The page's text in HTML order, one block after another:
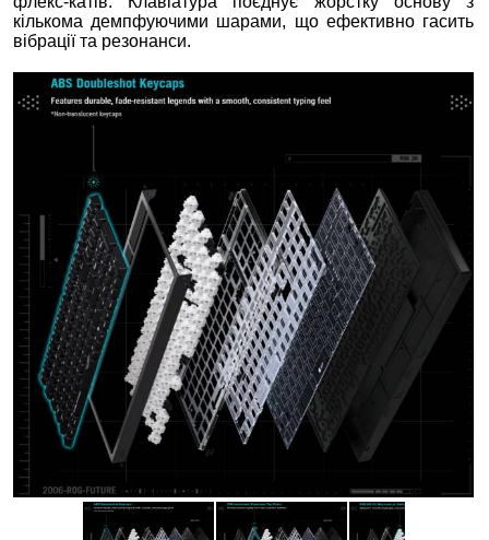
кількома демпфуючими шарами, що ефективно гасить
вібрації та резонанси.